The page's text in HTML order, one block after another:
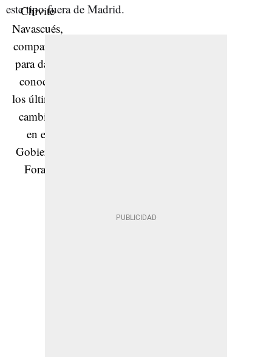
este tipo fuera de Madrid.